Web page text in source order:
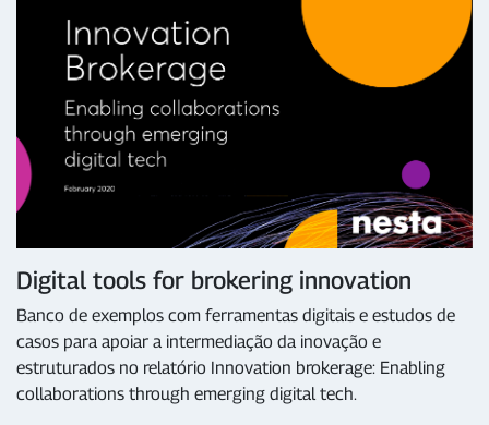
Digital tools for brokering innovation
Banco de exemplos com ferramentas digitais e estudos de
casos para apoiar a intermediação da inovação e
estruturados no relatório Innovation brokerage: Enabling
collaborations through emerging digital tech.